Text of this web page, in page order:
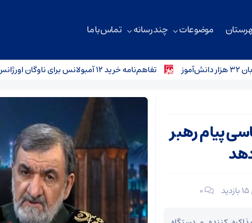
موضوعات چند رسانه تماس با ما
تفاهم‌نامه خرید ۱۲ آمبولانس برای ناوگان اورژانس سمنان امضا شد
پیام رهبر
۰